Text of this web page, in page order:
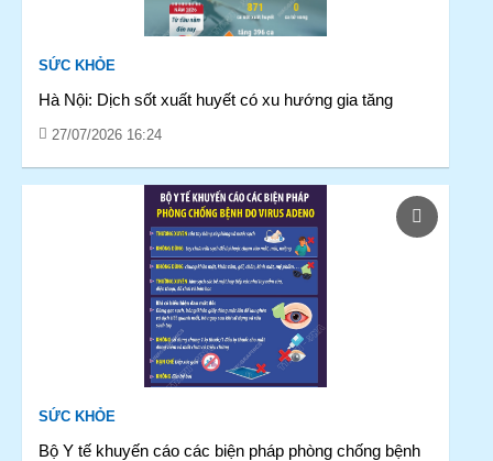
SỨC KHỎE
Hà Nội: Dịch sốt xuất huyết có xu hướng gia tăng
27/07/2026 16:24
SỨC KHỎE
Bộ Y tế khuyến cáo các biện pháp phòng chống bệnh